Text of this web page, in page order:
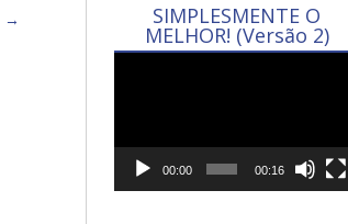
→ SIMPLESMENTE O
MELHOR! (Versão 2)
00:00 00:16